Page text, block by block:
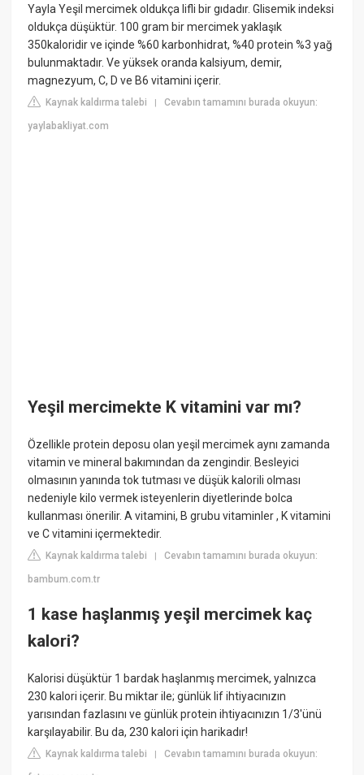
Yayla Yeşil mercimek oldukça lifli bir gıdadır. Glisemik indeksi
oldukça düşüktür. 100 gram bir mercimek yaklaşık
350kaloridir ve içinde %60 karbonhidrat, %40 protein %3 yağ
bulunmaktadır. Ve yüksek oranda kalsiyum, demir,
magnezyum, C, D ve B6 vitamini içerir.
Kaynak kaldırma talebi |Cevabın tamamını burada okuyun:
yaylabakliyat.com
Yeşil mercimekte K vitamini var mı?
Özellikle protein deposu olan yeşil mercimek aynı zamanda
vitamin ve mineral bakımından da zengindir. Besleyici
olmasının yanında tok tutması ve düşük kalorili olması
nedeniyle kilo vermek isteyenlerin diyetlerinde bolca
kullanması önerilir. A vitamini, B grubu vitaminler , K vitamini
ve C vitamini içermektedir.
Kaynak kaldırma talebi |Cevabın tamamını burada okuyun:
bambum.com.tr
1 kase haşlanmış yeşil mercimek kaç
kalori?
Kalorisi düşüktür 1 bardak haşlanmış mercimek, yalnızca
230 kalori içerir. Bu miktar ile; günlük lif ihtiyacınızın
yarısından fazlasını ve günlük protein ihtiyacınızın 1/3'ünü
karşılayabilir. Bu da, 230 kalori için harikadır!
Kaynak kaldırma talebi |Cevabın tamamını burada okuyun: